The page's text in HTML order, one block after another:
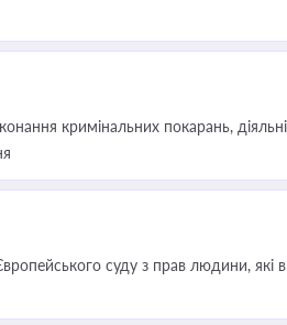
кримінальних покарань,
суду з прав людини, які